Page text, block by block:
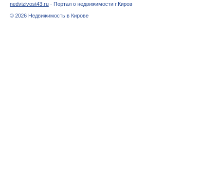
nedvizivost43.ru - Портал о недвижимости г.Киров
© 2026 Недвижимость в Кирове